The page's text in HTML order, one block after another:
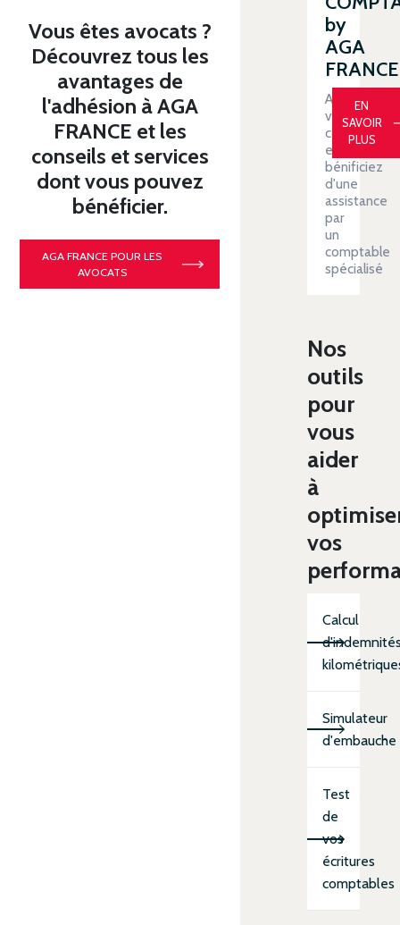
Vous êtes avocats ?
Découvrez tous les
avantages de
l'adhésion à AGA
FRANCE et les
conseils et services
dont vous pouvez
bénéficier.
AGA FRANCE POUR LES
AVOCATS
by
AGA
FRANCE
Automatiser
votre
comptabilité
et
bénificiez
d'une
assistance
par
un
comptable
spécialisé
EN
SAVOIR
PLUS
Nos
outils
pour
vous
aider
à
vos
Calcul
Simulateur
d'embauche
Test
de
vos
écritures
comptables